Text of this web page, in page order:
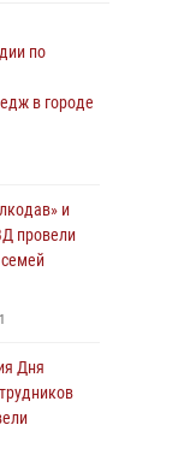
по
в городе
и
провели
1
Дня